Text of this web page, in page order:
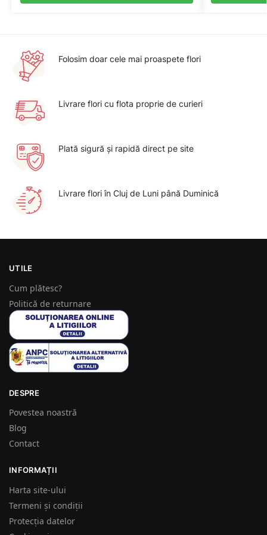
Folosim doar cele mai proaspete flori
Livrare flori cu flota proprie de curieri
Plată sigură şi rapidă direct pe site
Livrare flori în Cluj de Luni până Duminică
UTILE
Cum plătesc?
Politică de returnare
DESPRE
Povestea noastră
Blog
Contact
INFORMAȚII
Harta site-ului
Termeni și condiții
Protecția datelor